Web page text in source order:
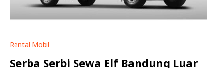
Rental Mobil
Serba Serbi Sewa Elf Bandung Luar